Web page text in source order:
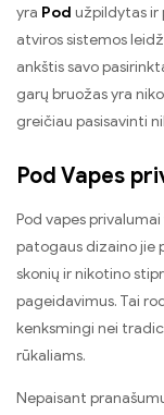
yra Pod užpildytas ir
atviros sistemos
ankštis savo
garų bruožas yra
greičiau pasisavinti
Pod Vapes
Pod vapes
patogaus dizaino jie
skonių ir nikotino
pageidavimus. Tai
kenksmingi nei
rūkaliams.
Nepaisant